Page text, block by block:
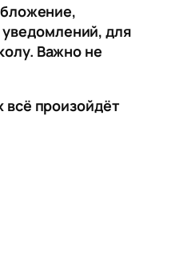
для
Важно не
всё произойдёт